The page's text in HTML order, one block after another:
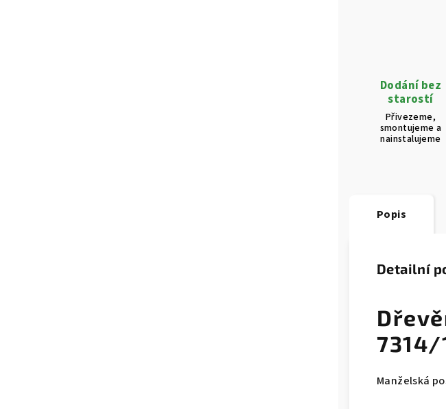
Dodání bez
starostí
Přivezeme,
smontujeme a
nainstalujeme
Popis
Detailní
7314/
Manželská